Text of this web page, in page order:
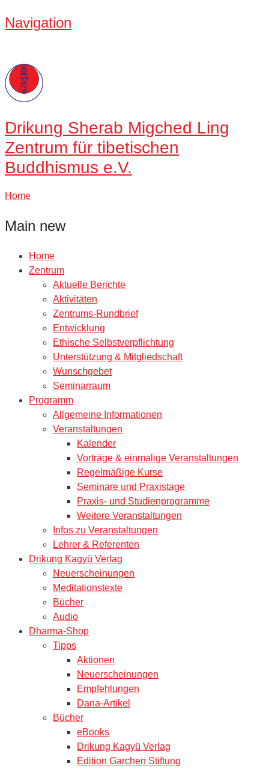
Navigation
Drikung Sherab Migched Ling
Zentrum für tibetischen
Buddhismus e.V.
Home
Main new
Home
Zentrum
Aktuelle Berichte
Aktivitäten
Zentrums-Rundbrief
Entwicklung
Ethische Selbstverpflichtung
Unterstützung & Mitgliedschaft
Wunschgebet
Seminarraum
Programm
Allgemeine Informationen
Veranstaltungen
Kalender
Vorträge & einmalige Veranstaltungen
Regelmäßige Kurse
Seminare und Praxistage
Praxis- und Studienprogramme
Weitere Veranstaltungen
Infos zu Veranstaltungen
Lehrer & Referenten
Drikung Kagyü Verlag
Neuerscheinungen
Meditationstexte
Bücher
Audio
Dharma-Shop
Tipps
Aktionen
Neuerscheinungen
Empfehlungen
Dana-Artikel
Bücher
eBooks
Drikung Kagyü Verlag
Edition Garchen Stiftung